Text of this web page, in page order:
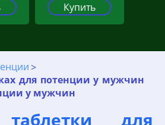
Купить
для потенции у мужчин
у мужчин
для